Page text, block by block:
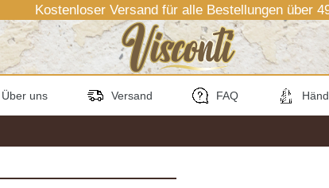
Kostenloser Versand für alle Bestellungen über
Über uns Versand FAQ